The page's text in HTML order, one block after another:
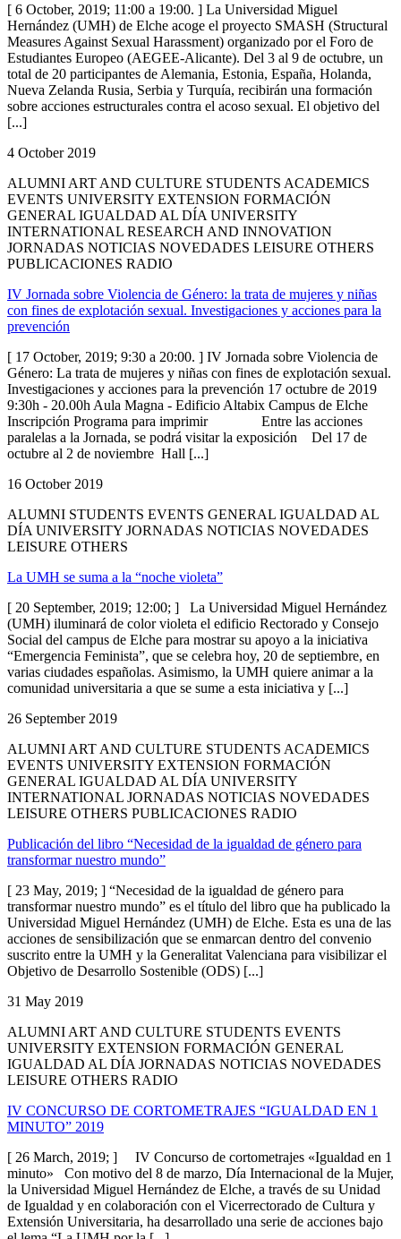
[ 6 October, 2019; 11:00 a 19:00. ] La Universidad Miguel
Hernández (UMH) de Elche acoge el proyecto SMASH (Structural
Measures Against Sexual Harassment) organizado por el Foro de
Estudiantes Europeo (AEGEE-Alicante). Del 3 al 9 de octubre, un
total de 20 participantes de Alemania, Estonia, España, Holanda,
Nueva Zelanda Rusia, Serbia y Turquía, recibirán una formación
sobre acciones estructurales contra el acoso sexual. El objetivo del
[...]
4 October 2019
ALUMNI ART AND CULTURE STUDENTS ACADEMICS
EVENTS UNIVERSITY EXTENSION FORMACIÓN
GENERAL IGUALDAD AL DÍA UNIVERSITY
INTERNATIONAL RESEARCH AND INNOVATION
JORNADAS NOTICIAS NOVEDADES LEISURE OTHERS
PUBLICACIONES RADIO
IV Jornada sobre Violencia de Género: la trata de mujeres y niñas
con fines de explotación sexual. Investigaciones y acciones para la
prevención
[ 17 October, 2019; 9:30 a 20:00. ] IV Jornada sobre Violencia de
Género: La trata de mujeres y niñas con fines de explotación sexual.
Investigaciones y acciones para la prevención 17 octubre de 2019
9:30h - 20.00h Aula Magna - Edificio Altabix Campus de Elche
Inscripción Programa para imprimir Entre las acciones
paralelas a la Jornada, se podrá visitar la exposición Del 17 de
octubre al 2 de noviembre Hall [...]
16 October 2019
ALUMNI STUDENTS EVENTS GENERAL IGUALDAD AL
DÍA UNIVERSITY JORNADAS NOTICIAS NOVEDADES
LEISURE OTHERS
La UMH se suma a la “noche violeta”
[ 20 September, 2019; 12:00; ] La Universidad Miguel Hernández
(UMH) iluminará de color violeta el edificio Rectorado y Consejo
Social del campus de Elche para mostrar su apoyo a la iniciativa
“Emergencia Feminista”, que se celebra hoy, 20 de septiembre, en
varias ciudades españolas. Asimismo, la UMH quiere animar a la
comunidad universitaria a que se sume a esta iniciativa y [...]
26 September 2019
ALUMNI ART AND CULTURE STUDENTS ACADEMICS
EVENTS UNIVERSITY EXTENSION FORMACIÓN
GENERAL IGUALDAD AL DÍA UNIVERSITY
INTERNATIONAL JORNADAS NOTICIAS NOVEDADES
LEISURE OTHERS PUBLICACIONES RADIO
Publicación del libro “Necesidad de la igualdad de género para
transformar nuestro mundo”
[ 23 May, 2019; ] “Necesidad de la igualdad de género para
transformar nuestro mundo” es el título del libro que ha publicado la
Universidad Miguel Hernández (UMH) de Elche. Esta es una de las
acciones de sensibilización que se enmarcan dentro del convenio
suscrito entre la UMH y la Generalitat Valenciana para visibilizar el
Objetivo de Desarrollo Sostenible (ODS) [...]
31 May 2019
ALUMNI ART AND CULTURE STUDENTS EVENTS
UNIVERSITY EXTENSION FORMACIÓN GENERAL
IGUALDAD AL DÍA JORNADAS NOTICIAS NOVEDADES
LEISURE OTHERS RADIO
IV CONCURSO DE CORTOMETRAJES “IGUALDAD EN 1
MINUTO” 2019
[ 26 March, 2019; ] IV Concurso de cortometrajes «Igualdad en 1
minuto» Con motivo del 8 de marzo, Día Internacional de la Mujer,
la Universidad Miguel Hernández de Elche, a través de su Unidad
de Igualdad y en colaboración con el Vicerrectorado de Cultura y
Extensión Universitaria, ha desarrollado una serie de acciones bajo